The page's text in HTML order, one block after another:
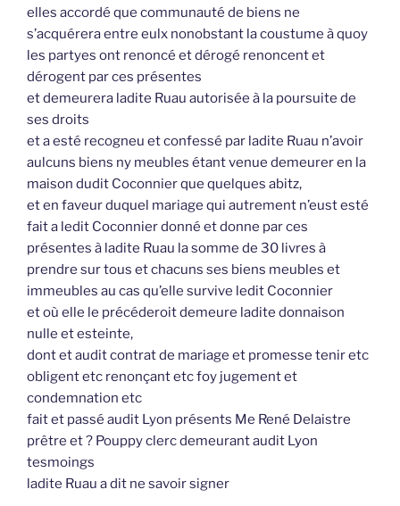
elles accordé que communauté de biens ne
s’acquérera entre eulx nonobstant la coustume à quoy
les partyes ont renoncé et dérogé renoncent et
dérogent par ces présentes
et demeurera ladite Ruau autorisée à la poursuite de
ses droits
et a esté recogneu et confessé par ladite Ruau n’avoir
aulcuns biens ny meubles étant venue demeurer en la
maison dudit Coconnier que quelques abitz,
et en faveur duquel mariage qui autrement n’eust esté
fait a ledit Coconnier donné et donne par ces
présentes à ladite Ruau la somme de 30 livres à
prendre sur tous et chacuns ses biens meubles et
immeubles au cas qu’elle survive ledit Coconnier
et où elle le précéderoit demeure ladite donnaison
nulle et esteinte,
dont et audit contrat de mariage et promesse tenir etc
obligent etc renonçant etc foy jugement et
condemnation etc
fait et passé audit Lyon présents Me René Delaistre
prêtre et ? Pouppy clerc demeurant audit Lyon
tesmoings
ladite Ruau a dit ne savoir signer